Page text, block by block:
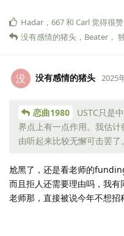
Hadar ， 667和 Carl觉得很赞
没有感情的猪头 ， Beater ，
没 没有感情的猪头 2025
恋曲1980
USTC只是
界点上有一点作用。我估
由听起来比较无懈可击罢了。
尬黑了，还是看老师的
而且拒人还需要理由吗，我
老师那，直接被说今年不想